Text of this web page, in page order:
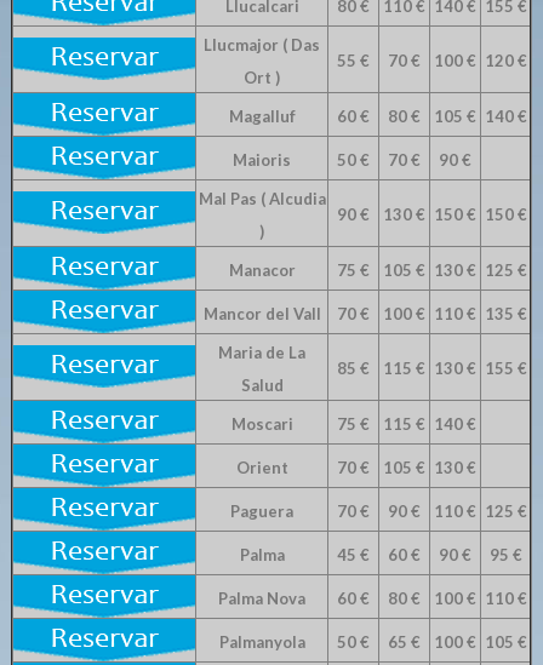
Llucalcari 80 € 110 € 140 € 155 €
Llucmajor ( Das
Ort )
55 € 70 € 100 € 120 €
Magalluf 60 € 80 € 105 € 140 €
Maioris 50 € 70 €
90 €
Mal Pas ( Alcudia
)
90 € 130 € 150 € 150 €
Manacor 75 € 105 € 130 € 125 €
Mancor del Vall 70 € 100 € 110 € 135 €
Maria de La
Salud
85 € 115 € 130 € 155 €
Moscari 75 € 115 € 140 €
Orient 70 € 105 € 130 €
Paguera 70 € 90 € 110 € 125 €
Palma 45 € 60 € 90 € 95 €
Palma Nova 60 € 80 € 100 € 110 €
Palmanyola 50 € 65 € 100 € 105 €